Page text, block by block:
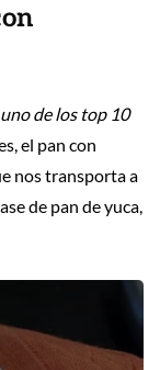
de los top 10
el pan con
nos transporta a
de pan de yuca,